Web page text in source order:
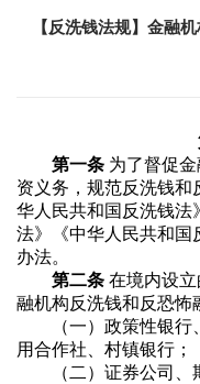
【反洗钱法规】金融
第一条 为了督促
资义务，规范反洗钱和
华人民共和国反洗钱法
法》《中华人民共和国
办法。
第二条 在境内设
融机构反洗钱和反恐怖
（一）政策性银
用合作社、村镇银行；
（二）证券公司